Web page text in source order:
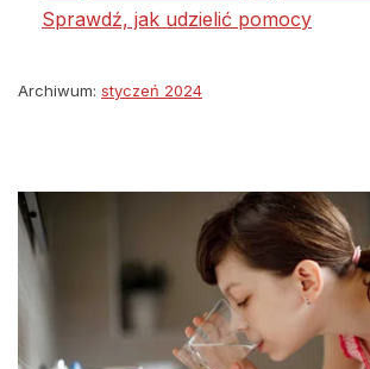
Sprawdź, jak udzielić pomocy
Archiwum: styczeń 2024